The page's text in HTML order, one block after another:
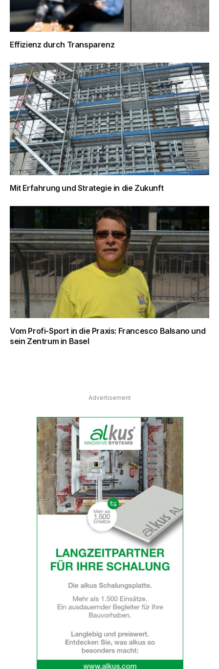
Effizienz durch Transparenz
Mit Erfahrung und Strategie in die Zukunft
Vom Profi-Sport in die Praxis: Francesco Balsano und
sein Zentrum in Basel
Advertisement